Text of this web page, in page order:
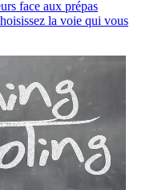
face aux prépas
la voie qui vous